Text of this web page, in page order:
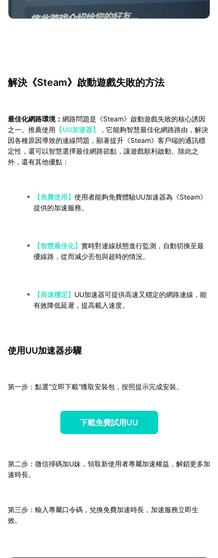
解決《Steam》啟動遊戲失敗的方法
最佳化網路環境： 網路問題是《Steam》啟動遊戲失敗的核心誘因
之一。推薦使用 【UU加速器】
，它能夠智慧最佳化網路路由，解決
因各種原因導致的連線問題，顯著提升《Steam》客戶端的通訊穩
定性，還可以智慧選擇最佳網路節點，讓遊戲順利啟動。除此之
外，還有其他優點：
【免費使用】 使用者能夠免費體驗UU加速器為《Steam》
提供的加速服務。
【智慧最佳化】 實時對連線狀態進行監測，自動切換至最
優線路，從而減少丟包與超時的情況。
【高速穩定】 UU加速器可提供高速又穩定的網路連線，能
有效降低延遲，提高載入速度。
使用UU加速器步驟
第一步：點選“立即下載”獲取安裝包，按照提示完成安裝。
下載免費試用UU
第二步：微信掃碼加U妹，領取新使用者專屬加速權益，解鎖更多加
速時長。
第三步：輸入專屬口令碼，兌換免費加速時長，加速服務立即生
效。